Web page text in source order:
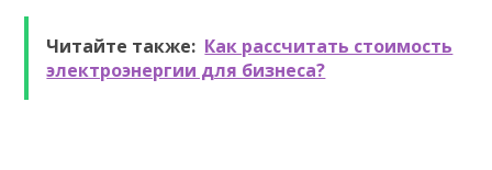
Читайте также: Как рассчитать стоимость
электроэнергии для бизнеса?